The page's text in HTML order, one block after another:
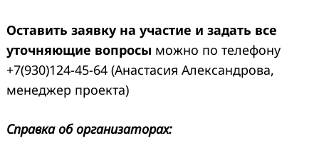
Оставить заявку на участие и задать все
уточняющие вопросы можно по телефону
+7(930)124-45-64 (Анастасия Александрова,
менеджер проекта)
Справка об организаторах: